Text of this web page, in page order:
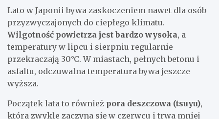
Lato w Japonii bywa zaskoczeniem nawet dla osób
przyzwyczajonych do ciepłego klimatu.
Wilgotność powietrza jest bardzo wysoka, a
temperatury w lipcu i sierpniu regularnie
przekraczają 30°C. W miastach, pełnych betonu i
asfaltu, odczuwalna temperatura bywa jeszcze
wyższa.
Początek lata to również pora deszczowa (tsuyu),
która zwykle zaczyna się w czerwcu i trwa mniej